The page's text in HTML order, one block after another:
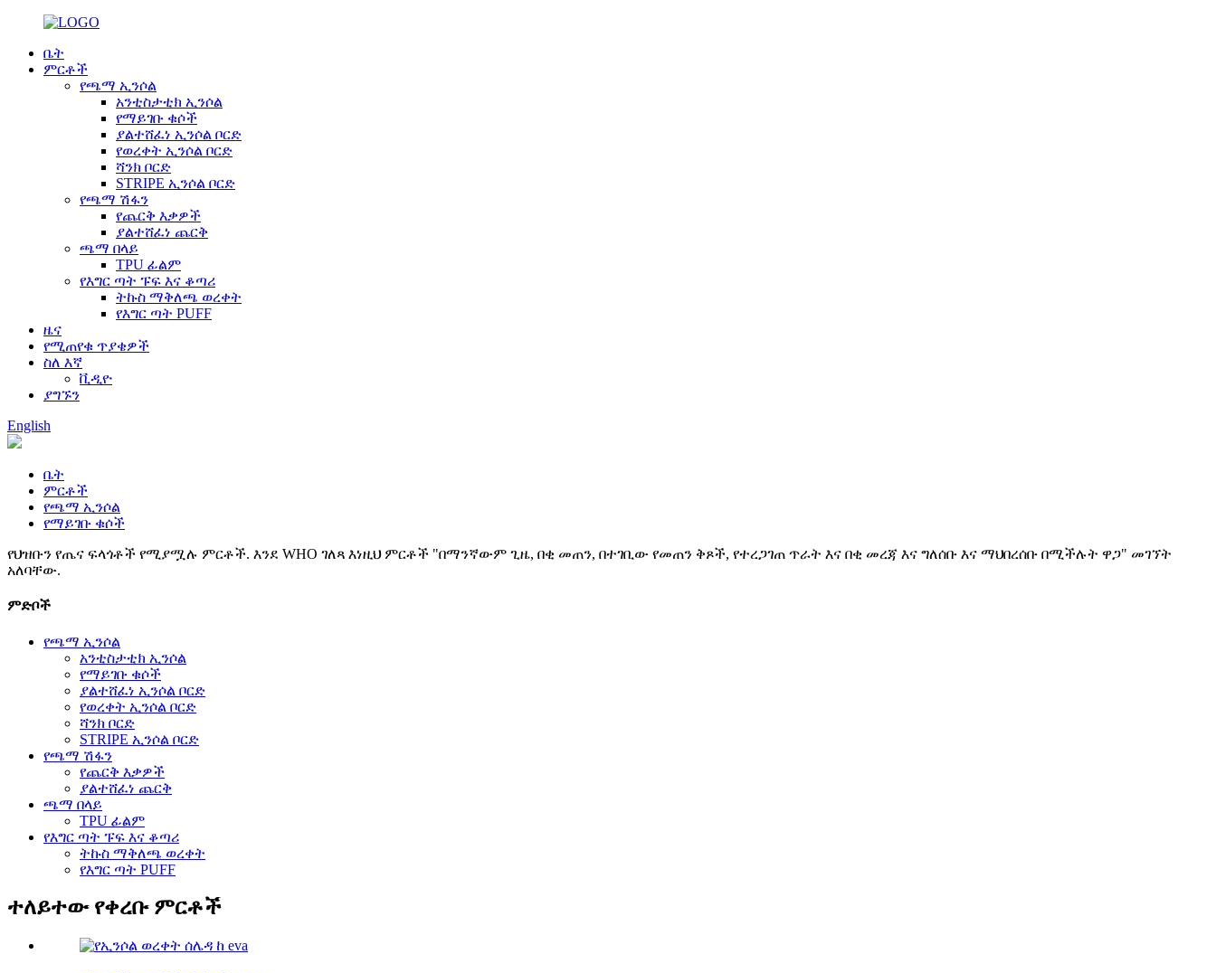
ቤት
ምርቶች
የጫማ ኢንሶል
አንቲስታቲክ ኢንሶል
የማይገቡ ቁሶች
ያልተሸፈነ ኢንሶል ቦርድ
የወረቀት ኢንሶል ቦርድ
ሻንክ ቦርድ
STRIPE ኢንሶል ቦርድ
የጫማ ሽፋን
የጨርቅ እቃዎች
ያልተሸፈነ ጨርቅ
ጫማ በላይ
TPU ፊልም
የእግር ጣት ፑፍ እና ቆጣሪ
ትኩስ ማቅለጫ ወረቀት
የእግር ጣት PUFF
ዜና
የሚጠየቁ ጥያቄዎች
ስለ እኛ
ቪዲዮ
ያግኙን
English
ቤት
ምርቶች
የጫማ ኢንሶል
የማይገቡ ቁሶች
የህዝቡን የጤና ፍላጎቶች የሚያሟሉ ምርቶች. እንደ WHO ገለጻ እነዚህ ምርቶች "በማንኛውም ጊዜ, በቂ መጠን, በተገቢው የመጠን ቅጾች, የተረጋገጠ ጥራት እና በቂ መረጃ እና ግለሰቡ እና ማህበረሰቡ በሚችሉት ዋጋ" መገኘት
አለባቸው.
ምድቦች
የጫማ ኢንሶል
አንቲስታቲክ ኢንሶል
የማይገቡ ቁሶች
ያልተሸፈነ ኢንሶል ቦርድ
የወረቀት ኢንሶል ቦርድ
ሻንክ ቦርድ
STRIPE ኢንሶል ቦርድ
የጫማ ሽፋን
የጨርቅ እቃዎች
ያልተሸፈነ ጨርቅ
ጫማ በላይ
TPU ፊልም
የእግር ጣት ፑፍ እና ቆጣሪ
ትኩስ ማቅለጫ ወረቀት
የእግር ጣት PUFF
ተለይተው የቀረቡ ምርቶች